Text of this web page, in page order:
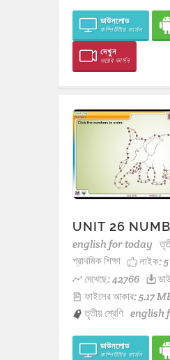
ডাউনলোড
কম্পিউটার ভার্সন
দেখুন
ওয়েব ভার্সন
UNIT 26
english for today
প্রাথমিক শিক্ষা
লাইক:5
দেখেছে: 42766
ফাইলের আকার: 5.17
তৃতীয় শ্রেণি english
ডাউনলোড
কম্পিউটার ভার্সন